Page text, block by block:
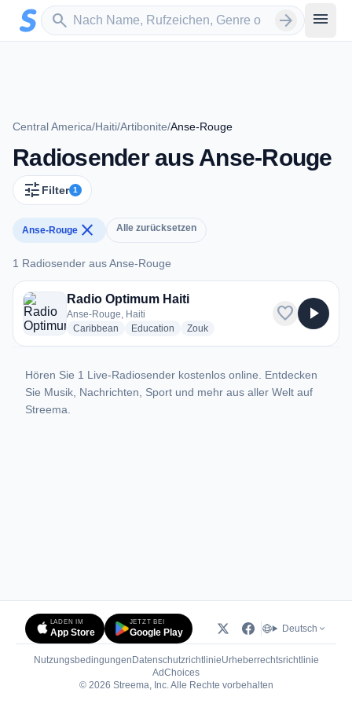
Zum Hauptinhalt springen
search
Sender suchen arrow_forward menu
Central America/Haiti/Artibonite/Anse-Rouge
Radiosender aus Anse-Rouge
tune Filter 1
Anse-Rouge close Alle zurücksetzen
1 Radiosender aus Anse-Rouge
1 Radiosender aus Anse-Rouge
Radio Optimum Haiti
Anse-Rouge, Haiti
Caribbean radio stations
Education radio stations
Zoukradio stations
favorite play_arrow
Hören Sie 1 Live-Radiosender kostenlos online. Entdecken
Sie Musik, Nachrichten, Sport und mehr aus aller Welt auf
Streema.
LADEN IM
App Store
JETZT BEI
Google Play Deutsch
Nutzungsbedingungen DatenschutzrichtlinieUrheberrechtsrichtlinie
AdChoices(öffnet in neuem Tab)
© 2026 Streema, Inc. Alle Rechte vorbehalten